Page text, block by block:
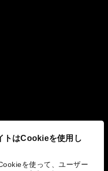
トはCookieを使用し
を使って、ユーザー